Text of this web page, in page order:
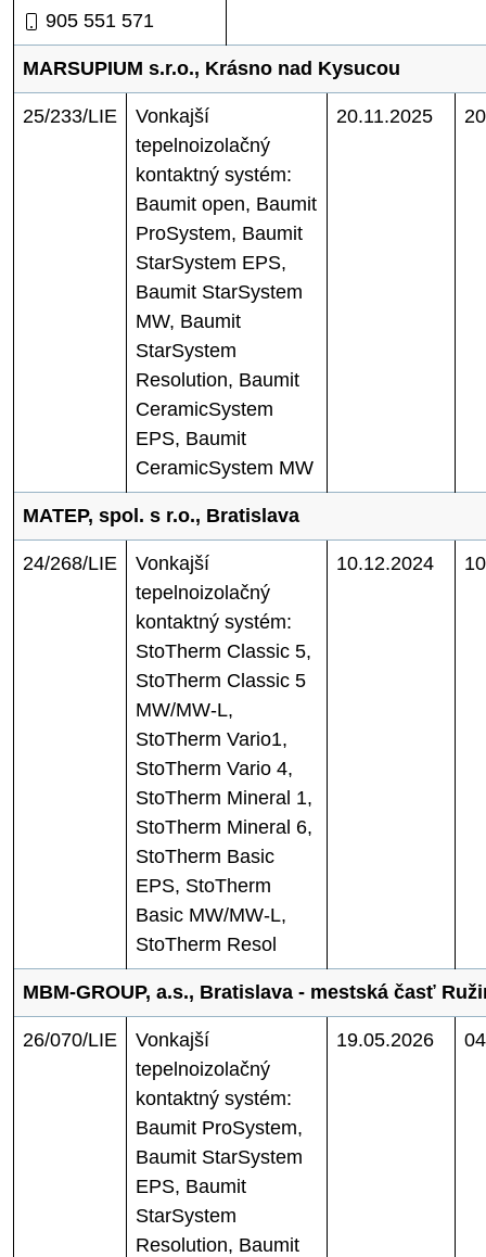
905 551 571
MARSUPIUM s.r.o., Krásno nad Kysucou
25/233/LIE
Vonkajší
tepelnoizolačný
kontaktný systém:
Baumit open, Baumit
ProSystem, Baumit
StarSystem EPS,
Baumit StarSystem
MW, Baumit
StarSystem
Resolution, Baumit
CeramicSystem
EPS, Baumit
CeramicSystem MW
20.11.2025
MATEP, spol. s r.o., Bratislava
24/268/LIE
Vonkajší
tepelnoizolačný
kontaktný systém:
StoTherm Classic 5,
StoTherm Classic 5
MW/MW-L,
StoTherm Vario1,
StoTherm Vario 4,
StoTherm Mineral 1,
StoTherm Mineral 6,
StoTherm Basic
EPS, StoTherm
Basic MW/MW-L,
StoTherm Resol
10.12.2024
MBM-GROUP, a.s., Bratislava - mestská časť
26/070/LIE
Vonkajší
tepelnoizolačný
kontaktný systém:
Baumit ProSystem,
Baumit StarSystem
EPS, Baumit
StarSystem
Resolution, Baumit
19.05.2026